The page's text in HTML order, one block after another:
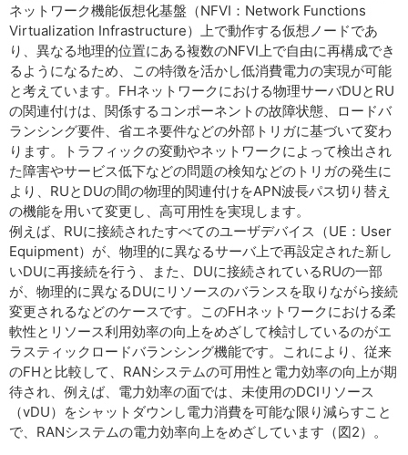
ネットワーク機能仮想化基盤（NFVI：Network Functions
Virtualization Infrastructure）上で動作する仮想ノードであ
り、異なる地理的位置にある複数のNFVI上で自由に再構成でき
るようになるため、この特徴を活かし低消費電力の実現が可能
と考えています。FHネットワークにおける物理サーバDUとRU
の関連付けは、関係するコンポーネントの故障状態、ロードバ
ランシング要件、省エネ要件などの外部トリガに基づいて変わ
ります。トラフィックの変動やネットワークによって検出され
た障害やサービス低下などの問題の検知などのトリガの発生に
より、RUとDUの間の物理的関連付けをAPN波長パス切り替え
の機能を用いて変更し、高可用性を実現します。
例えば、RUに接続されたすべてのユーザデバイス（UE：User
Equipment）が、物理的に異なるサーバ上で再設定された新し
いDUに再接続を行う、また、DUに接続されているRUの一部
が、物理的に異なるDUにリソースのバランスを取りながら接続
変更されるなどのケースです。このFHネットワークにおける柔
軟性とリソース利用効率の向上をめざして検討しているのがエ
ラスティックロードバランシング機能です。これにより、従来
のFHと比較して、RANシステムの可用性と電力効率の向上が期
待され、例えば、電力効率の面では、未使用のDCIリソース
（vDU）をシャットダウンし電力消費を可能な限り減らすこと
で、RANシステムの電力効率向上をめざしています（図2）。